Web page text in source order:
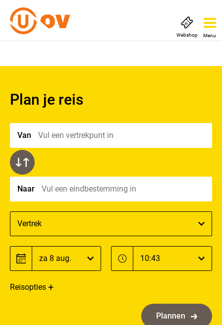
Webshop Menu
Plan je reis
Van Vul een vertrekpunt in
Naar Vul een eindbestemming in
Vertrek
Datum
Datum
Tijd
Tijd
Reisopties
Plannen